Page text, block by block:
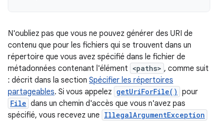
N'oubliez pas que vous ne pouvez générer des URI de
contenu que pour les fichiers qui se trouvent dans un
répertoire que vous avez spécifié dans le fichier de
métadonnées contenant l'élément <paths> , comme suit
: décrit dans la section Spécifier les répertoires
partageables. Si vous appelez getUriForFile() pour
File dans un chemin d'accès que vous n'avez pas
spécifié, vous recevez une IllegalArgumentException